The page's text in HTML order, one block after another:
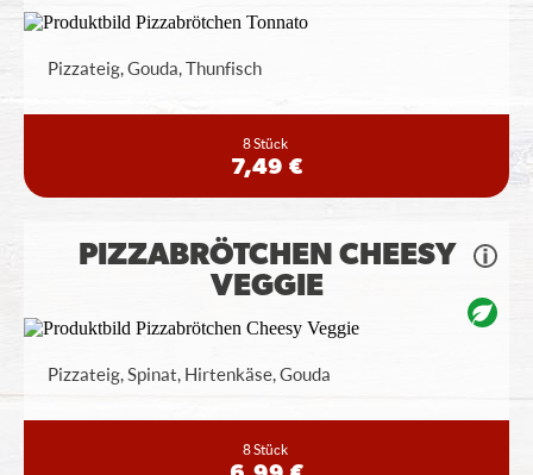
Pizzateig, Gouda, Thunfisch
8 Stück
7,49 €
PIZZABRÖTCHEN CHEESY
VEGGIE
Pizzateig, Spinat, Hirtenkäse, Gouda
8 Stück